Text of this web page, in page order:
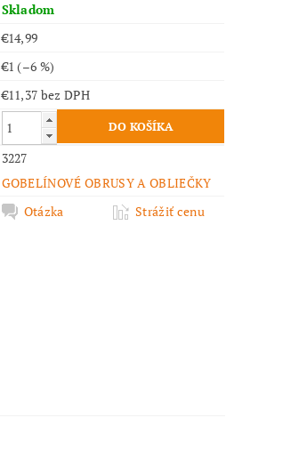
Skladom
€14,99
€1(–6 %)
€11,37 bez DPH
3227
GOBELÍNOVÉ OBRUSY A OBLIEČKY
Otázka Strážiť cenu